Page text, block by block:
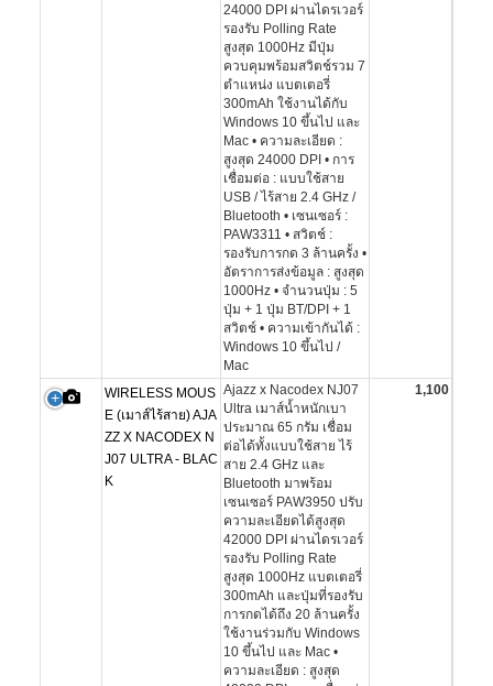
24000 DPI ผ่านไดรเวอร์
รองรับ Polling Rate
สูงสุด 1000Hz มีปุ่ม
ควบคุมพร้อมสวิตช์รวม 7
ตำแหน่ง แบตเตอรี่
300mAh ใช้งานได้กับ
Windows 10 ขึ้นไป และ
Mac • ความละเอียด :
สูงสุด 24000 DPI • การ
เชื่อมต่อ : แบบใช้สาย
USB / ไร้สาย 2.4 GHz /
Bluetooth • เซนเซอร์ :
PAW3311 • สวิตช์ :
รองรับการกด 3 ล้านครั้ง •
อัตราการส่งข้อมูล : สูงสุด
1000Hz • จำนวนปุ่ม : 5
ปุ่ม + 1 ปุ่ม BT/DPI + 1
สวิตช์ • ความเข้ากันได้ :
Windows 10 ขึ้นไป /
Mac
WIRELESS MOUS
E (เมาส์ไร้สาย) AJA
ZZ X NACODEX N
J07 ULTRA - BLAC
K
Ajazz x Nacodex NJ07
Ultra เมาส์น้ำหนักเบา
ประมาณ 65 กรัม เชื่อม
ต่อได้ทั้งแบบใช้สาย ไร้
สาย 2.4 GHz และ
Bluetooth มาพร้อม
เซนเซอร์ PAW3950 ปรับ
ความละเอียดได้สูงสุด
42000 DPI ผ่านไดรเวอร์
รองรับ Polling Rate
สูงสุด 1000Hz แบตเตอรี่
300mAh และปุ่มที่รองรับ
การกดได้ถึง 20 ล้านครั้ง
ใช้งานร่วมกับ Windows
10 ขึ้นไป และ Mac •
ความละเอียด : สูงสุด
1,100